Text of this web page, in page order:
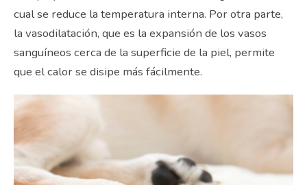
cual se reduce la temperatura interna. Por otra parte,
la vasodilatación, que es la expansión de los vasos
sanguíneos cerca de la superficie de la piel, permite
que el calor se disipe más fácilmente.